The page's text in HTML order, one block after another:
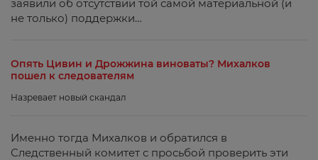
заявили об отсутствии той самой материальной (и
не только) поддержки…
Опять Цивин и Дрожжина виноваты? Михалков
пошел к следователям
Назревает новый скандал
Именно тогда Михалков и обратился в
Следственный комитет с просьбой проверить эти